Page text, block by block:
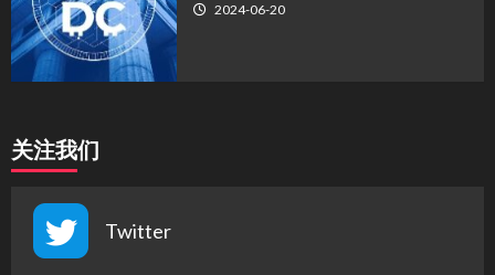
2024-06-20
关注我们
Twitter